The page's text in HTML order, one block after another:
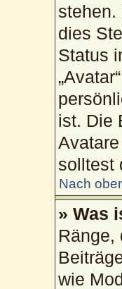
stehen.
dies
Status
ist. Die
solltest
Nach
» Was
Ränge,
wie